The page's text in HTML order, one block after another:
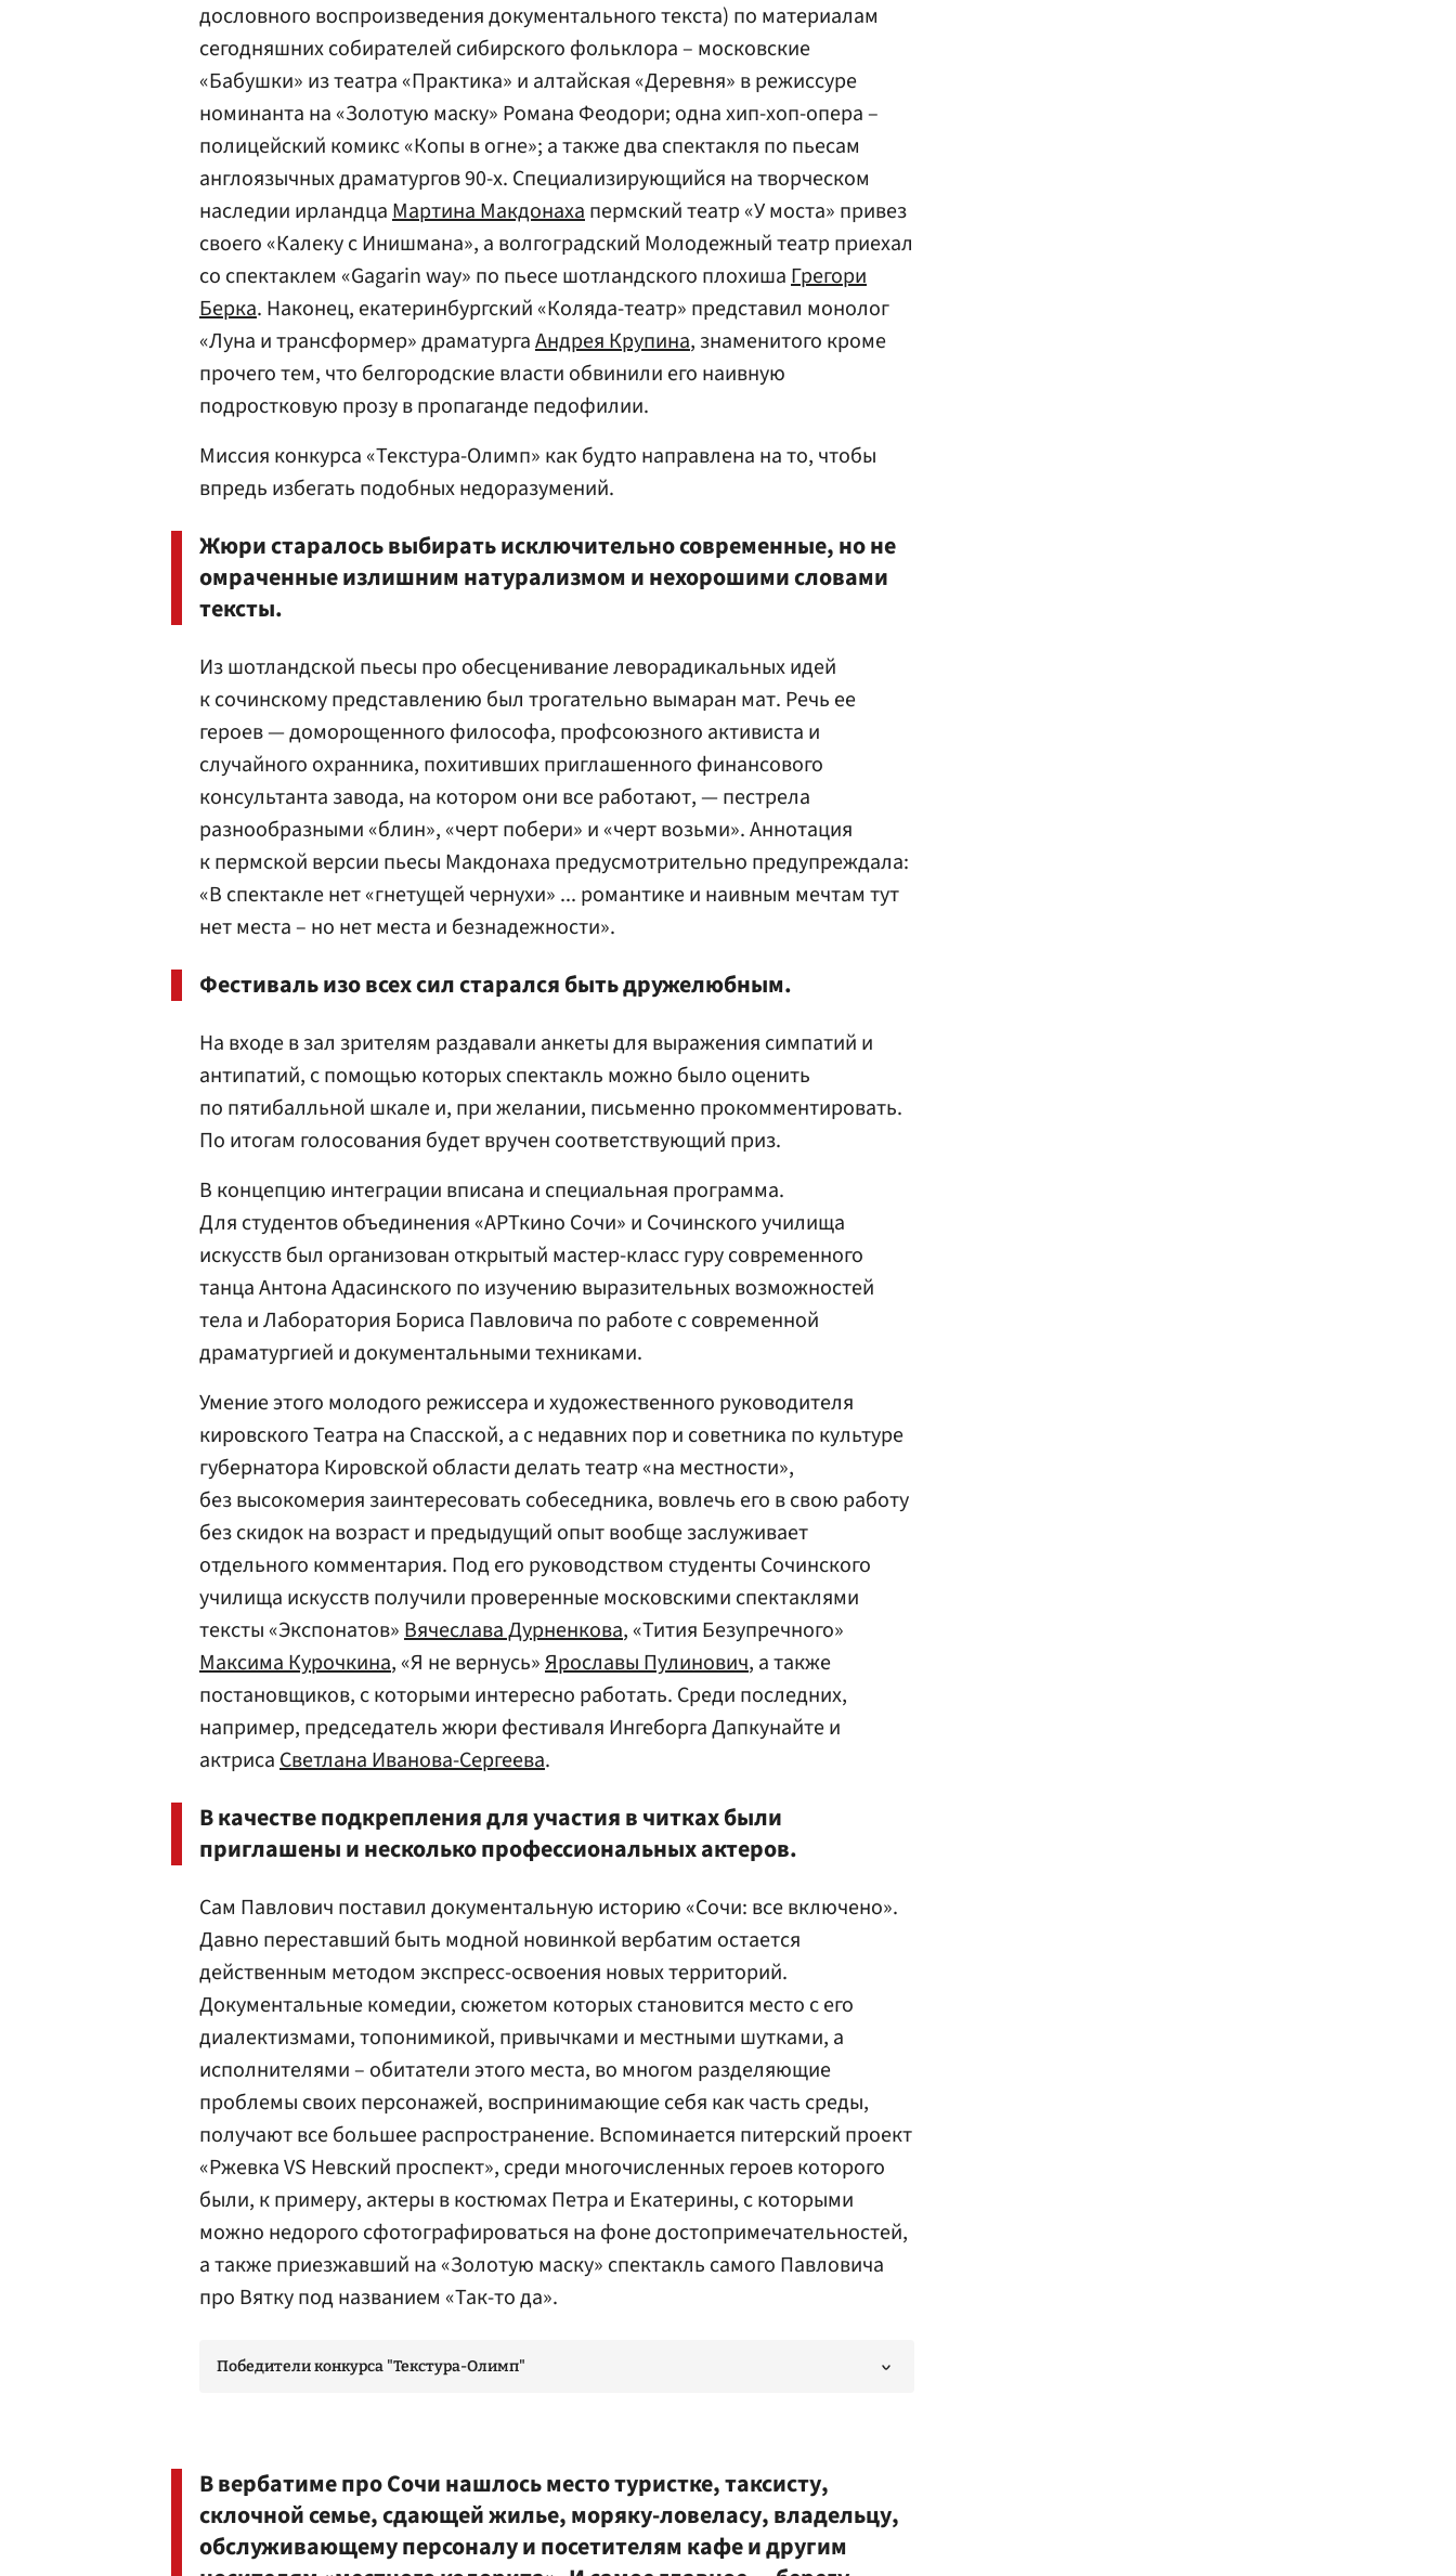
дословного воспроизведения документального текста) по материалам
сегодняшних собирателей сибирского фольклора – московские
«Бабушки» из театра «Практика» и алтайская «Деревня» в режиссуре
номинанта на «Золотую маску» Романа Феодори; одна хип-хоп-опера –
полицейский комикс «Копы в огне»; а также два спектакля по пьесам
англоязычных драматургов 90-х. Специализирующийся на творческом
наследии ирландцаМартина Макдонахапермский театр «У моста» привез
своего «Калеку с Инишмана», а волгоградский Молодежный театр приехал
со спектаклем «Gagarin way» по пьесе шотландского плохишаГрегори
Берка. Наконец, екатеринбургский «Коляда-театр» представил монолог
«Луна и трансформер» драматургаАндрея Крупина, знаменитого кроме
прочего тем, что белгородские власти обвинили его наивную
подростковую прозу в пропаганде педофилии.
Миссия конкурса «Текстура-Олимп» как будто направлена на то, чтобы
впредь избегать подобных недоразумений.
Жюри старалось выбирать исключительно современные, но не
омраченные излишним натурализмом и нехорошими словами
тексты.
Из шотландской пьесы про обесценивание леворадикальных идей
к сочинскому представлению был трогательно вымаран мат. Речь ее
героев — доморощенного философа, профсоюзного активиста и
случайного охранника, похитивших приглашенного финансового
консультанта завода, на котором они все работают, — пестрела
разнообразными «блин», «черт побери» и «черт возьми». Аннотация
к пермской версии пьесы Макдонаха предусмотрительно предупреждала:
«В спектакле нет «гнетущей чернухи» ... романтике и наивным мечтам тут
нет места – но нет места и безнадежности».
Фестиваль изо всех сил старался быть дружелюбным.
На входе в зал зрителям раздавали анкеты для выражения симпатий и
антипатий, с помощью которых спектакль можно было оценить
по пятибалльной шкале и, при желании, письменно прокомментировать.
По итогам голосования будет вручен соответствующий приз.
В концепцию интеграции вписана и специальная программа.
Для студентов объединения «АРТкино Сочи» и Сочинского училища
искусств был организован открытый мастер-класс гуру современного
танца Антона Адасинского по изучению выразительных возможностей
тела и Лаборатория Бориса Павловича по работе с современной
драматургией и документальными техниками.
Умение этого молодого режиссера и художественного руководителя
кировского Театра на Спасской, а с недавних пор и советника по культуре
губернатора Кировской области делать театр «на местности»,
без высокомерия заинтересовать собеседника, вовлечь его в свою работу
без скидок на возраст и предыдущий опыт вообще заслуживает
отдельного комментария. Под его руководством студенты Сочинского
училища искусств получили проверенные московскими спектаклями
тексты «Экспонатов»Вячеслава Дурненкова, «Тития Безупречного»
Максима Курочкина, «Я не вернусь»Ярославы Пулинович, а также
постановщиков, с которыми интересно работать. Среди последних,
например, председатель жюри фестиваля Ингеборга Дапкунайте и
актрисаСветлана Иванова-Сергеева.
В качестве подкрепления для участия в читках были
приглашены и несколько профессиональных актеров.
Сам Павлович поставил документальную историю «Сочи: все включено».
Давно переставший быть модной новинкой вербатим остается
действенным методом экспресс-освоения новых территорий.
Документальные комедии, сюжетом которых становится место с его
диалектизмами, топонимикой, привычками и местными шутками, а
исполнителями – обитатели этого места, во многом разделяющие
проблемы своих персонажей, воспринимающие себя как часть среды,
получают все большее распространение. Вспоминается питерский проект
«Ржевка VS Невский проспект», среди многочисленных героев которого
были, к примеру, актеры в костюмах Петра и Екатерины, с которыми
можно недорого сфотографироваться на фоне достопримечательностей,
а также приезжавший на «Золотую маску» спектакль самого Павловича
про Вятку под названием «Так-то да».
Победители конкурса "Текстура-Олимп"
В вербатиме про Сочи нашлось место туристке, таксисту,
склочной семье, сдающей жилье, моряку-ловеласу, владельцу,
обслуживающему персоналу и посетителям кафе и другим